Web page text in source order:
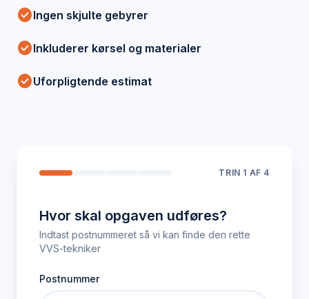
check_circleIngen skjulte gebyrer
check_circleInkluderer kørsel og materialer
check_circleUforpligtende estimat
TRIN 1 AF 4
Hvor skal opgaven udføres?
Indtast postnummeret så vi kan finde den rette
VVS-tekniker
Postnummer